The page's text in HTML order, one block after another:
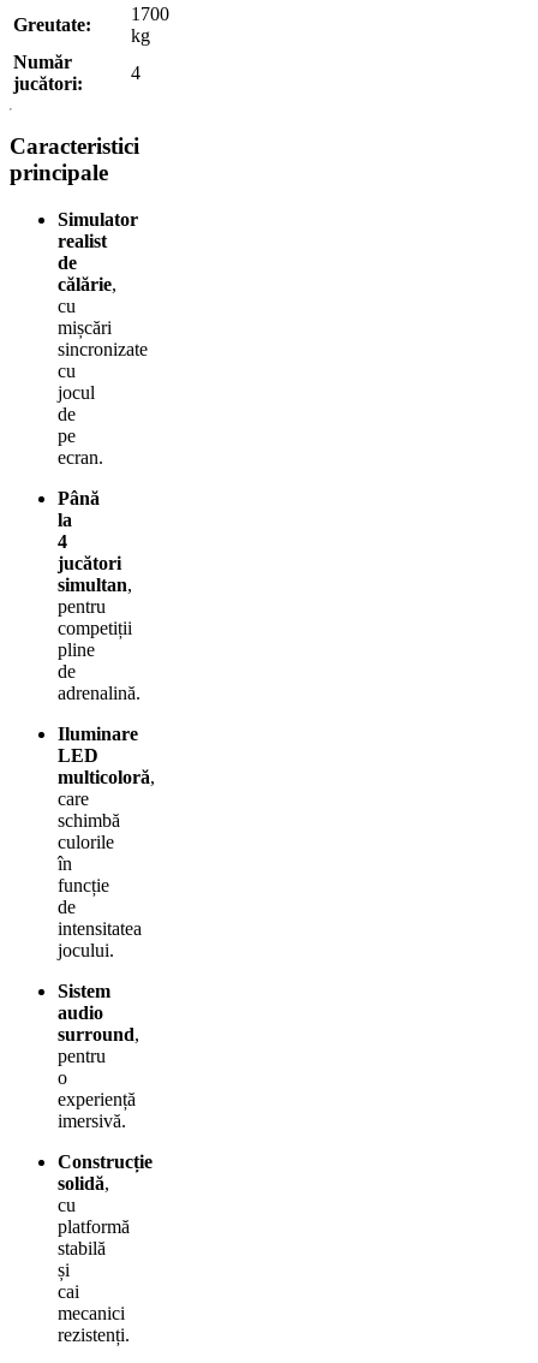
Greutate:
1700
kg
Număr
jucători:
4
Caracteristici
principale
Simulator
realist
de
călărie,
cu
mișcări
sincronizate
cu
jocul
de
pe
ecran.
Până
la
4
jucători
simultan,
pentru
competiții
pline
de
adrenalină.
Iluminare
LED
multicoloră,
care
schimbă
culorile
în
funcție
de
intensitatea
jocului.
Sistem
audio
surround,
pentru
o
experiență
imersivă.
Construcție
solidă,
cu
platformă
stabilă
și
cai
mecanici
rezistenți.